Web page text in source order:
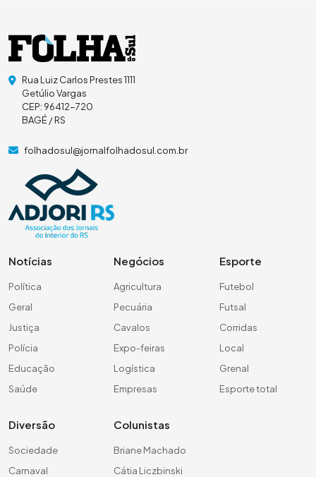
Rua Luiz Carlos Prestes 1111
Getúlio Vargas
CEP: 96412-720
BAGÉ / RS
folhadosul@jornalfolhadosul.com.br
Notícias
Política
Geral
Justiça
Polícia
Educação
Saúde
Negócios
Agricultura
Pecuária
Cavalos
Expo-feiras
Logística
Empresas
Esporte
Futebol
Futsal
Corridas
Local
Grenal
Esporte total
Diversão
Sociedade
Carnaval
Colunistas
Briane Machado
Cátia Liczbinski